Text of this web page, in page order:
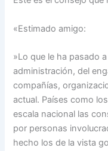
«Estimado amigo:
»Lo que le ha pasado
administración, del
compañías,
actual. Países como
escala nacional las
por personas
hecho los de la vista